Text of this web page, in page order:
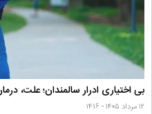
بی اختیاری ادرار سالمندان؛ علت،
۱۲ مرداد ۱۴۰۵ - ۱۴:۱۶